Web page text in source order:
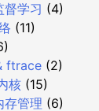
督学习 (4)
(11)
ftrace (2)
核 (15)
存管理 (6)